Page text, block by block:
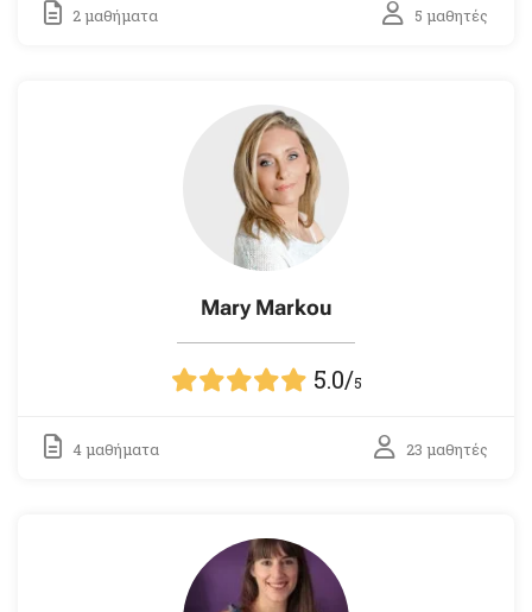
2 μαθήματα 5 μαθητές
Mary Markou
5.0/5
4 μαθήματα 23 μαθητές